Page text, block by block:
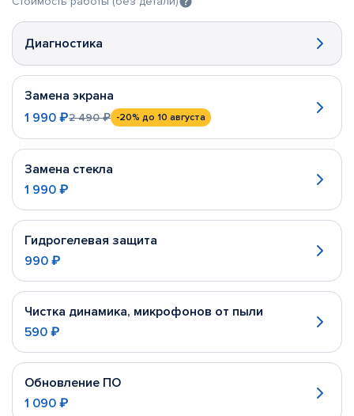
Диагностика
Замена экрана
1 990 ₽2 490 ₽ -20% до 10 августа
Замена стекла
1 990 ₽
Гидрогелевая защита
990 ₽
Чистка динамика, микрофонов от пыли
590 ₽
Обновление ПО
1 090 ₽